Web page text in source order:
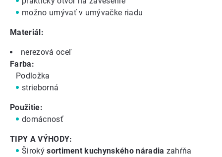
možno umývať v umývačke riadu
Materiál:
nerezová oceľ
Farba:
Podložka
strieborná
Použitie:
domácnosť
TIPY A VÝHODY:
Širokýsortiment kuchynského náradia zahŕňa